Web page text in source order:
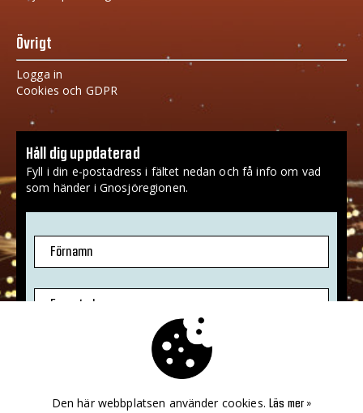
Övrigt
Logga in
Cookies och GDPR
Håll dig uppdaterad
Fyll i din e-postadress i fältet nedan och få info om vad
som händer i Gnosjöregionen.
Förnamn
E-postadress
Jag godkänner att mina uppgifter sparas.
PRENUMERERA!
Den här webbplatsen använder cookies.Läs mer »